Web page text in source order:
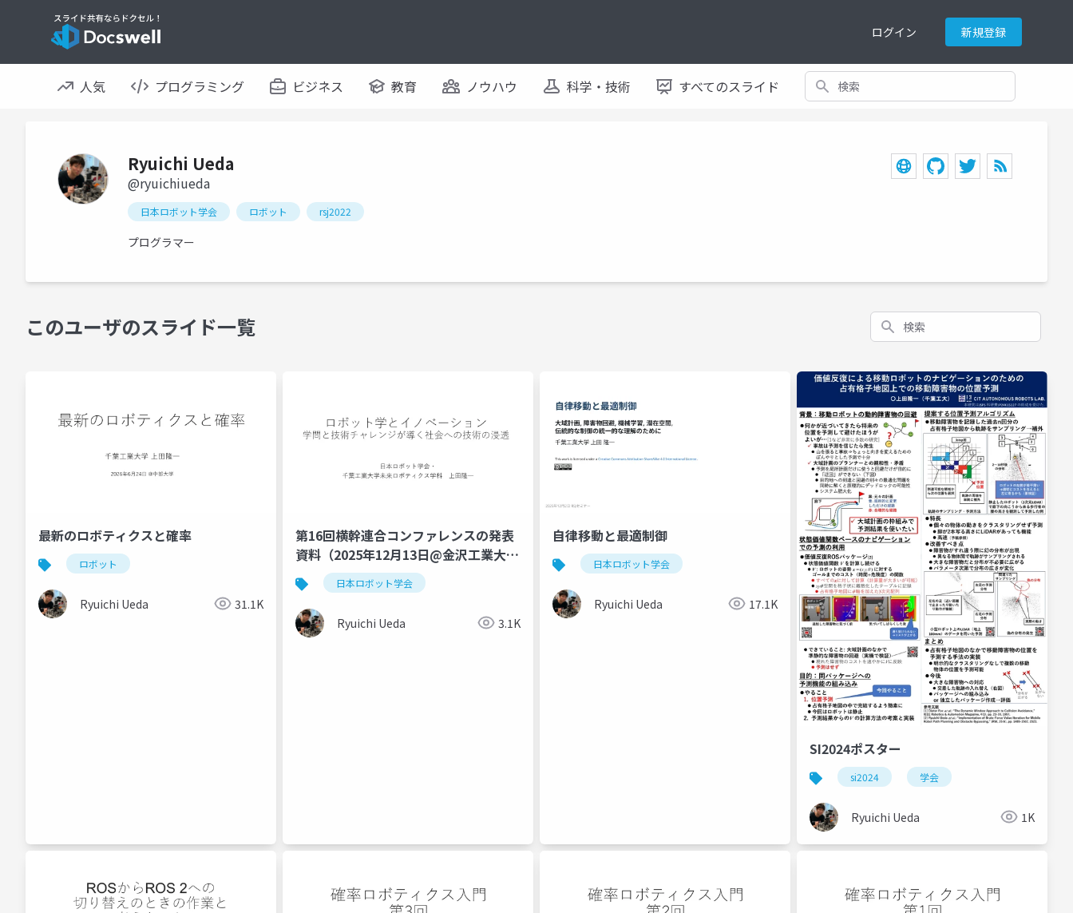
ログイン 新規登録
人気 プログラミング ビジネス 教育 ノウハウ 科学・技術 すべてのスライド 検索
Ryuichi Ueda
@ryuichiueda
日本ロボット学会 ロボット rsj2022
プログラマー
このユーザのスライド一覧 検索
最新のロボティクスと確率
ロボット
Ryuichi Ueda 31.1K
第16回横幹連合コンファレンスの発表
資料（2025年12月13日@金沢工業大
学）
日本ロボット学会
Ryuichi Ueda 3.1K
自律移動と最適制御
日本ロボット学会
Ryuichi Ueda 17.1K
SI2024ポスター
si2024 学会
Ryuichi Ueda 1K